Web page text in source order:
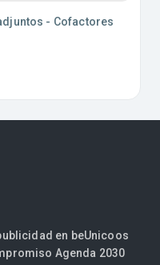
- Cofactores
en beUnicoos
Agenda 2030